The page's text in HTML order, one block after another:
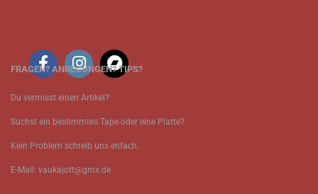
FRAGEN? ANREGUNGEN? TIPS?
Du vermisst einen Artikel?
Suchst ein bestimmtes Tape oder eine Platte?
Kein Problem schreib uns enfach.
E-Mail: vaukajott@gmx.de